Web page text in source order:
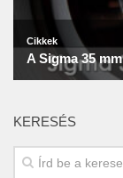
KERESÉS